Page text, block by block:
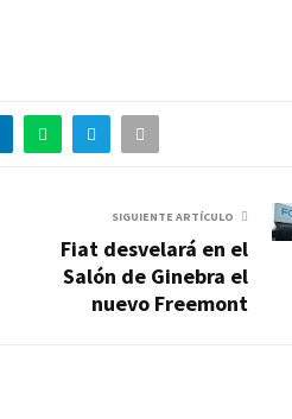
SIGUIENTE ARTÍCULO
Fiat desvelará en el
Salón de Ginebra el
nuevo Freemont